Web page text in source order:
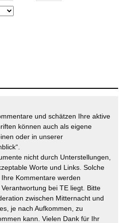
und schätzen Ihre aktive
können auch als eigene
oder in unserer
nicht durch Unterstellungen,
Worte und Links. Solche
Kommentare werden
bei TE liegt. Bitte
zwischen Mitternacht und
je nach Aufkommen, zu
kann. Vielen Dank für Ihr